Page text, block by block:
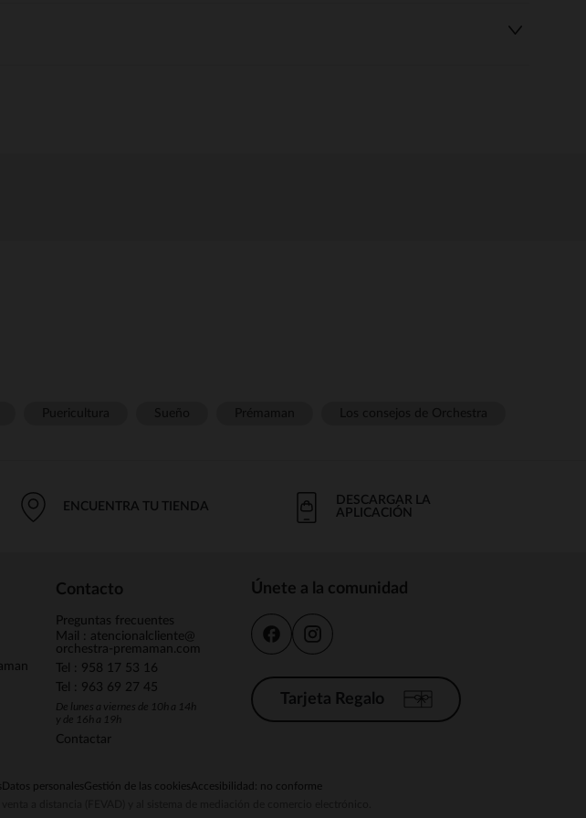
ENCUENTRA TU TIENDA
DESCARGAR LA
APLICACIÓN
Contacto
Preguntas frecuentes
Mail : atencionalcliente@
orchestra-premaman.com
Tel : 958 17 53 16
Tel : 963 69 27 45
De lunes a viernes de 10h a 14h
y de 16h a 19h
Contactar
Únete a la comunidad
Tarjeta Regalo
Datos personalesGestión de las cookiesAccesibilidad: no conforme